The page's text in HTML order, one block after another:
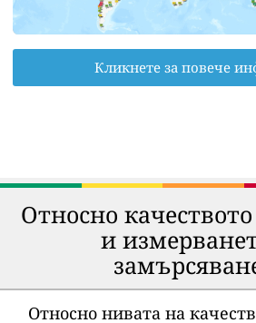
Кликнете за повече
Относно
и
Относно нивата на